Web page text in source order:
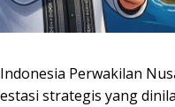
Perwakilan
strategis yang